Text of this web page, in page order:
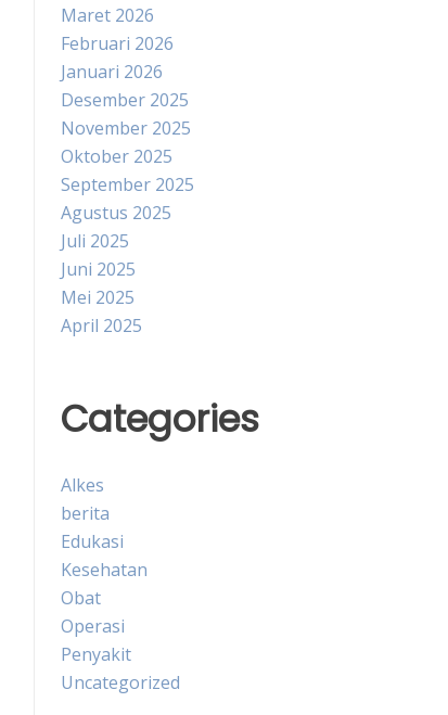
Maret 2026
Februari 2026
Januari 2026
Desember 2025
November 2025
Oktober 2025
September 2025
Agustus 2025
Juli 2025
Juni 2025
Mei 2025
April 2025
Categories
Alkes
berita
Edukasi
Kesehatan
Obat
Operasi
Penyakit
Uncategorized